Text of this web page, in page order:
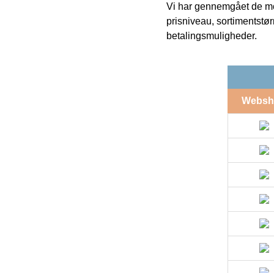
Vi har gennemgået de
prisniveau,
betalingsmuligheder.